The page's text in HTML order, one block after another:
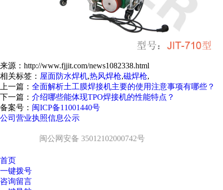
来源：http://www.fjjit.com/news1082338.html
相关标签： 屋面防水焊机,热风焊枪,磁焊枪,
上一篇： 全面解析土工膜焊接机主要的使用注意事项有哪些？
下一篇： 介绍哪些能体现TPO焊接机的性能特点？
备案号： 闽ICP备11001440号
公司营业执照信息公示
闽公网安备 35012102000742号
首页
一键拨号
咨询留言